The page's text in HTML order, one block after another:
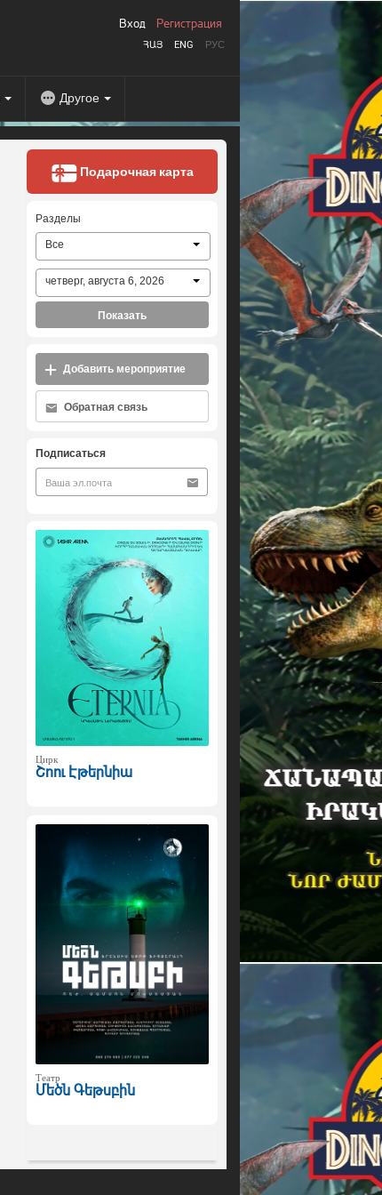
ՀԱՅ ENG РУС
Вход Регистрация
Другое
Подарочная карта
Разделы
Все
четверг, августа 6, 2026
Показать
Добавить мероприятие
Обратная связь
Подписаться
Цирк
Շոու Էթերնիա
Театр
Մեծն Գեթսբին